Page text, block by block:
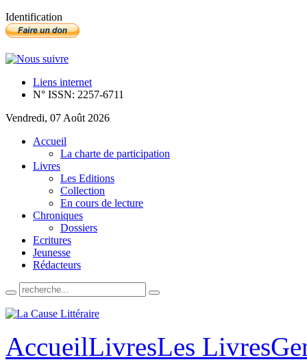
Identification
Liens internet
N° ISSN: 2257-6711
Vendredi, 07 Août 2026
Accueil
La charte de participation
Livres
Les Editions
Collection
En cours de lecture
Chroniques
Dossiers
Ecritures
Jeunesse
Rédacteurs
AccueilLivresLes Livres